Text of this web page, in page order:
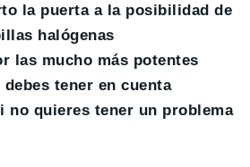
la puerta a la posibilidad de
halógenas
las mucho más potentes
tener en cuenta
no quieres tener un problema